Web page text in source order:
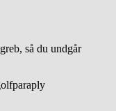
så du undgår